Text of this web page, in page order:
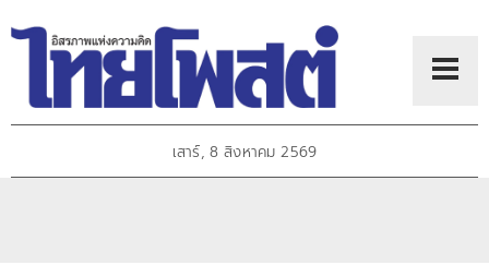
เสาร์, 8 สิงหาคม 2569